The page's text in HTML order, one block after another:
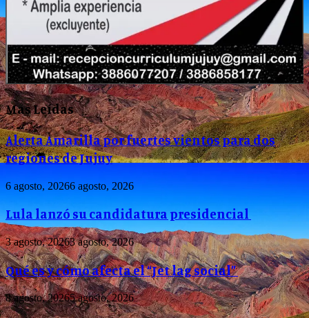
Mas Leídas
Alerta Amarilla por fuertes vientos para dos
regiones de Jujuy
6 agosto, 20266 agosto, 2026
Lula lanzó su candidatura presidencial
3 agosto, 20263 agosto, 2026
Qué es y cómo afecta el “Jet lag social”
8 agosto, 20265 agosto, 2026